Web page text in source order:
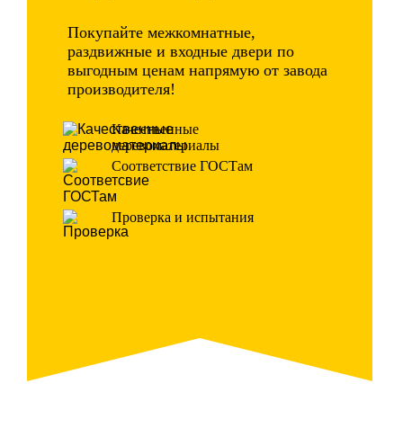
Покупайте межкомнатные,
раздвижные и входные двери по
выгодным ценам напрямую от завода
производителя!
Качественные
деревоматериалы
Соответствие ГОСТам
Проверка и испытания